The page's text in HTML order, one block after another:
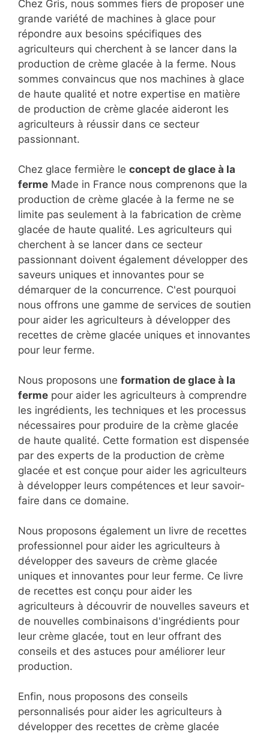
Chez Gris, nous sommes fiers de proposer une
grande variété de machines à glace pour
répondre aux besoins spécifiques des
agriculteurs qui cherchent à se lancer dans la
production de crème glacée à la ferme. Nous
sommes convaincus que nos machines à glace
de haute qualité et notre expertise en matière
de production de crème glacée aideront les
agriculteurs à réussir dans ce secteur
passionnant.
Chez glace fermière le concept de glace à la
ferme Made in France nous comprenons que la
production de crème glacée à la ferme ne se
limite pas seulement à la fabrication de crème
glacée de haute qualité. Les agriculteurs qui
cherchent à se lancer dans ce secteur
passionnant doivent également développer des
saveurs uniques et innovantes pour se
démarquer de la concurrence. C'est pourquoi
nous offrons une gamme de services de soutien
pour aider les agriculteurs à développer des
recettes de crème glacée uniques et innovantes
pour leur ferme.
Nous proposons une formation de glace à la
ferme pour aider les agriculteurs à comprendre
les ingrédients, les techniques et les processus
nécessaires pour produire de la crème glacée
de haute qualité. Cette formation est dispensée
par des experts de la production de crème
glacée et est conçue pour aider les agriculteurs
à développer leurs compétences et leur savoir-
faire dans ce domaine.
Nous proposons également un livre de recettes
professionnel pour aider les agriculteurs à
développer des saveurs de crème glacée
uniques et innovantes pour leur ferme. Ce livre
de recettes est conçu pour aider les
agriculteurs à découvrir de nouvelles saveurs et
de nouvelles combinaisons d'ingrédients pour
leur crème glacée, tout en leur offrant des
conseils et des astuces pour améliorer leur
production.
Enfin, nous proposons des conseils
personnalisés pour aider les agriculteurs à
développer des recettes de crème glacée